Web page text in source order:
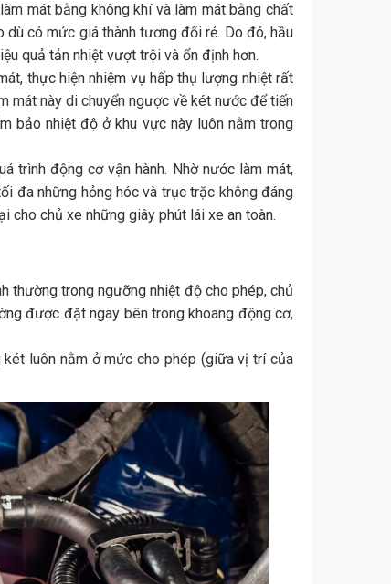
mát bằng không khí và làm mát bằng chất
dù có mức giá thành tương đối rẻ. Do đó, hầu
quả tản nhiệt vượt trội và ổn định hơn.
thực hiện nhiệm vụ hấp thụ lượng nhiệt rất
mát này di chuyển ngược về két nước để tiến
bảo nhiệt độ ở khu vực này luôn nằm trong
trình động cơ vận hành. Nhờ nước làm mát,
đa những hỏng hóc và trục trặc không đáng
cho chủ xe những giây phút lái xe an toàn.
thường trong ngưỡng nhiệt độ cho phép, chủ
được đặt ngay bên trong khoang động cơ,
luôn nằm ở mức cho phép (giữa vị trí của